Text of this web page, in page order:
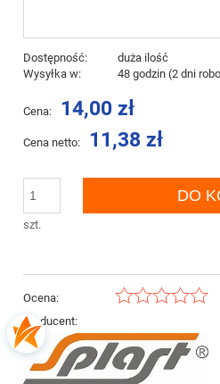
Dostępność:
duża ilość
Wysyłka w:
48 godzin (2 dni
Cena: 14,00 zł
Cena netto: 11,38 zł
szt.
DO
Ocena:
Producent: